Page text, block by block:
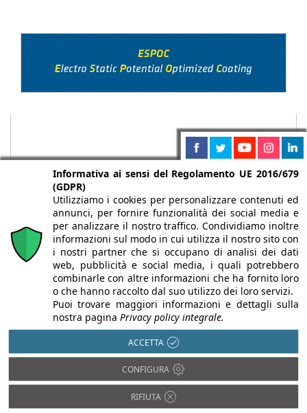
Chi siamo Autori Per la tua pubblicità
Iscriviti alla
newsletter
Infobuild è testata registrata presso il Tribunale di Milano al n° 63
dell’8/3/2013 - ISSN 2282-2267
© 2000-2026 Infoweb srl - P.IVA 13155920153 - Tutti i diritti
Informativa ai sensi del Regolamento UE 2016/679
(GDPR)
Utilizziamo i cookies per personalizzare contenuti ed
annunci, per fornire funzionalità dei social media e
per analizzare il nostro traffico. Condividiamo inoltre
informazioni sul modo in cui utilizza il nostro sito con
i nostri partner che si occupano di analisi dei dati
web, pubblicità e social media, i quali potrebbero
combinarle con altre informazioni che ha fornito loro
o che hanno raccolto dal suo utilizzo dei loro servizi.
Puoi trovare maggiori informazioni e dettagli sulla
nostra pagina Privacy policy integrale.
ACCETTA
CONFIGURA
RIFIUTA